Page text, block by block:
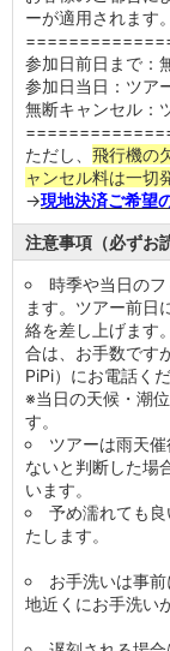
ーが適用されます
参加日前日まで：
参加日当日：ツア
無断キャンセル：
ただし、 飛行機の
ャンセル料は一切
→現地決済ご希望
注意事項（必ずお
時季や当日の
ます。ツアー前日
絡を差し上げます
合は、お手数です
PiPi）にお電話くだ
※当日の天候・潮
す。
ツアーは雨天
ないと判断した場
います。
予め濡れても
たします。
お手洗いは事
地近くにお手洗い